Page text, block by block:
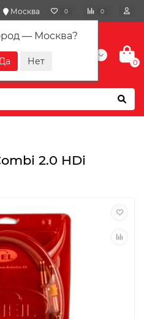
Москва
— Москва?
0 0
+7(901) 417-10-01
0
2.0 HDi